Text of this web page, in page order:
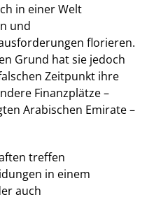
in einer Welt
und
florieren.
Grund hat sie jedoch
Zeitpunkt ihre
Finanzplätze –
Arabischen Emirate –
treffen
in einem
auch